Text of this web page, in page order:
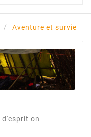
Aventure et survie
on